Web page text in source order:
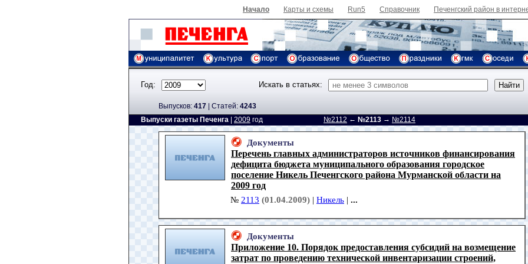
Начало Карты и схемы Run5 Справочник Печенгский район в
Год: Искать в статьях:
Выпусков: 417 | Cтатей: 4243
Выпуски газеты Печенга
2009 год №2112 ← №2113 → №2114
Документы
Перечень главных администраторов источников финансирования
дефицита бюджета муниципального образования городское
поселение Никель Печенгского района Мурманской области на
2009 год
№ 2113 (01.04.2009) | Никель | ...
Документы
Приложение 10. Порядок предоставления субсидий на возмещение
затрат по проведению технической инвентаризации строений,